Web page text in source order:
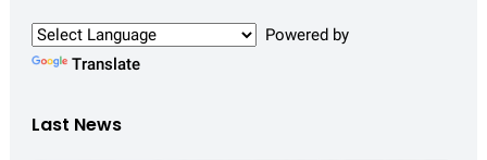
Powered by
Translate
Last News